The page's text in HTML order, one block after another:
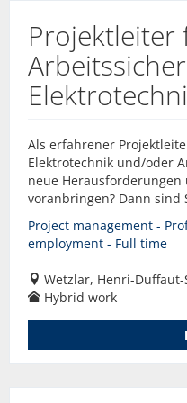
Projektleiter
Als erfahrener
Elektrotechnik und/oder
neue
voranbringen? Dann sind
Project management -
employment - Full time
Wetzlar, Henri-
Hybrid work